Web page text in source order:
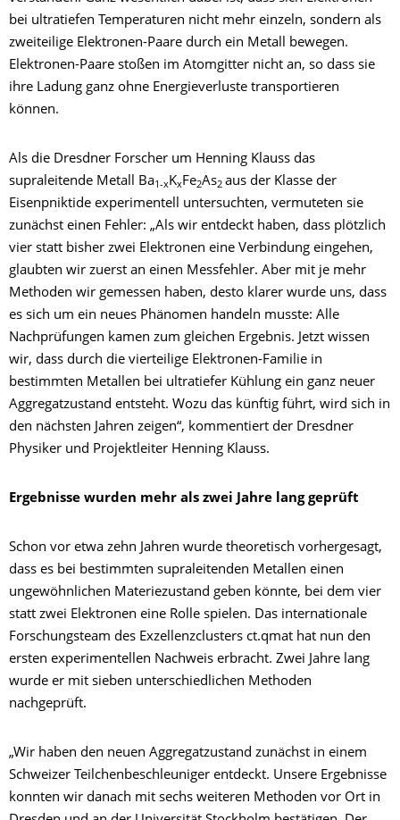
bei ultratiefen Temperaturen nicht mehr einzeln, sondern als
zweiteilige Elektronen-Paare durch ein Metall bewegen.
Elektronen-Paare stoßen im Atomgitter nicht an, so dass sie
ihre Ladung ganz ohne Energieverluste transportieren
können.
Als die Dresdner Forscher um Henning Klauss das
supraleitende Metall Ba1-xKxFe2As2 aus der Klasse der
Eisenpniktide experimentell untersuchten, vermuteten sie
zunächst einen Fehler: „Als wir entdeckt haben, dass plötzlich
vier statt bisher zwei Elektronen eine Verbindung eingehen,
glaubten wir zuerst an einen Messfehler. Aber mit je mehr
Methoden wir gemessen haben, desto klarer wurde uns, dass
es sich um ein neues Phänomen handeln musste: Alle
Nachprüfungen kamen zum gleichen Ergebnis. Jetzt wissen
wir, dass durch die vierteilige Elektronen-Familie in
bestimmten Metallen bei ultratiefer Kühlung ein ganz neuer
Aggregatzustand entsteht. Wozu das künftig führt, wird sich in
den nächsten Jahren zeigen“, kommentiert der Dresdner
Physiker und Projektleiter Henning Klauss.
Ergebnisse wurden mehr als zwei Jahre lang geprüft
Schon vor etwa zehn Jahren wurde theoretisch vorhergesagt,
dass es bei bestimmten supraleitenden Metallen einen
ungewöhnlichen Materiezustand geben könnte, bei dem vier
statt zwei Elektronen eine Rolle spielen. Das internationale
Forschungsteam des Exzellenzclusters ct.qmat hat nun den
ersten experimentellen Nachweis erbracht. Zwei Jahre lang
wurde er mit sieben unterschiedlichen Methoden
nachgeprüft.
„Wir haben den neuen Aggregatzustand zunächst in einem
Schweizer Teilchenbeschleuniger entdeckt. Unsere Ergebnisse
konnten wir danach mit sechs weiteren Methoden vor Ort in